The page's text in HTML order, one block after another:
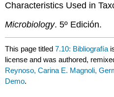
Characteristics Used in
Microbiology. 5º Edición.
This page titled7.10: Bibliografía
license and was authored,
Reynoso, Carina E. Magnoli,
Demo.